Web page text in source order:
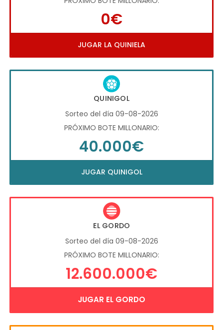
0€
JUGAR LA QUINIELA
QUINIGOL
Sorteo del día 09-08-2026
PRÓXIMO BOTE MILLONARIO:
40.000€
JUGAR QUINIGOL
EL GORDO
Sorteo del día 09-08-2026
PRÓXIMO BOTE MILLONARIO:
12.600.000€
JUGAR EL GORDO